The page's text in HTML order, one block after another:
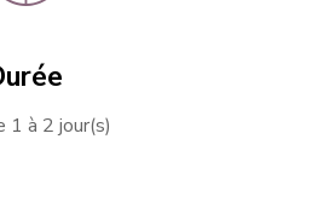
1 à 2 jour(s)